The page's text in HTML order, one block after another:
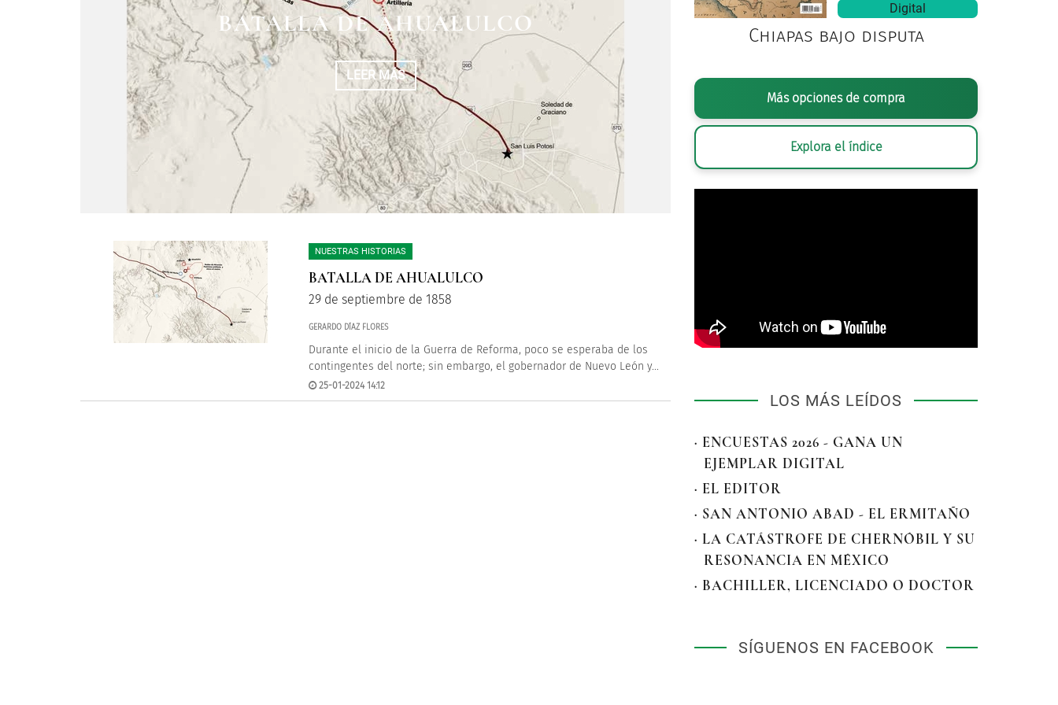
BATALLA DE AHUALULCO
LEER MÁS
NUESTRAS HISTORIAS
BATALLA DE AHUALULCO
29 de septiembre de 1858
GERARDO DÍAZ FLORES
Durante el inicio de la Guerra de Reforma, poco se esperaba de los
contingentes del norte; sin embargo, el gobernador de Nuevo León y...
25-01-2024 14:12
Digital
Chiapas bajo disputa
Más opciones de compra
Explora el índice
LOS MÁS LEÍDOS
· ENCUESTAS 2026 - GANA UN
EJEMPLAR DIGITAL
· EL EDITOR
· SAN ANTONIO ABAD - EL ERMITAÑO
· LA CATÁSTROFE DE CHERNÓBIL Y SU
RESONANCIA EN MÉXICO
· BACHILLER, LICENCIADO O DOCTOR
SÍGUENOS EN FACEBOOK